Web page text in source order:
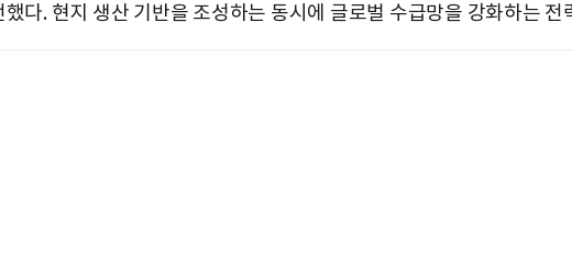
했다. 현지 생산 기반을 조성하는 동시에 글로벌 수급망을 강화하는 전